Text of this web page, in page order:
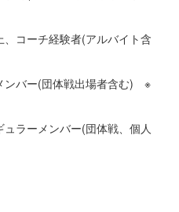
コーチ経験者(アルバイト含
ンバー(団体戦出場者含む) ※
ラーメンバー(団体戦、個人